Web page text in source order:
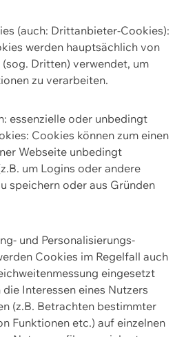
(auch: Drittanbieter-Cookies):
werden hauptsächlich von
Dritten) verwendet, um
zu verarbeiten.
essenzielle oder unbedingt
Cookies können zum einen
Webseite unbedingt
um Logins oder andere
speichern oder aus Gründen
und Personalisierungs-
Cookies im Regelfall auch
eingesetzt
Interessen eines Nutzers
(z.B. Betrachten bestimmter
Funktionen etc.) auf einzelnen